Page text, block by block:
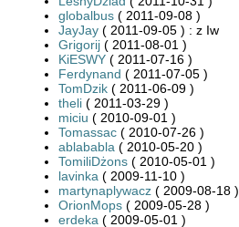
globalbus ( 2011-09-08 )
JayJay ( 2011-09-05 ) : z Iw
Grigorij ( 2011-08-01 )
KiESWY ( 2011-07-16 )
Ferdynand ( 2011-07-05 )
TomDzik ( 2011-06-09 )
theli ( 2011-03-29 )
miciu ( 2010-09-01 )
Tomassac ( 2010-07-26 )
ablababla ( 2010-05-20 )
TomiliDżons ( 2010-05-01 )
lavinka ( 2009-11-10 )
martynaplywacz ( 2009-08-18 )
OrionMops ( 2009-05-28 )
erdeka ( 2009-05-01 )